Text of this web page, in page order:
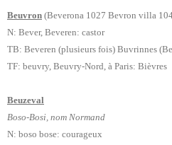
Beuvron (Beverona 1027 Bevron villa
N: Bever, Beveren: castor
TB: Beveren (plusieurs fois) Buvrinnes
TF: beuvry, Beuvry-Nord, à Paris: Bièvres
Beuzeval
Boso-Bosi, nom Normand
N: boso bose: courageux